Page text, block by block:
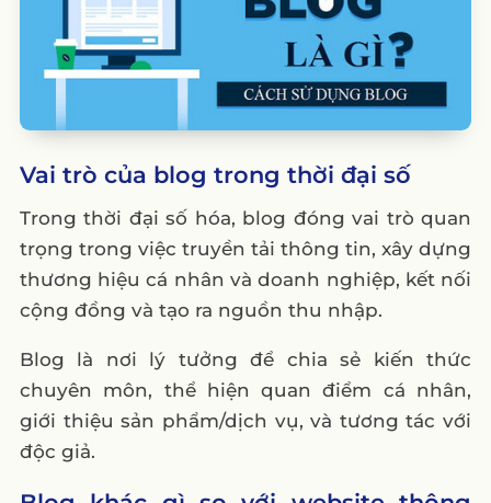
Wix
2. Mua domain và hosting (nếu muốn tạo
blog chuyên nghiệp)
3. Thiết kế blog chuyên nghiệp
4. Sáng tạo nội dung chất lượng
6. Các lưu ý quan trọng khi viết blog
7. Kết luận
Vai trò của blog trong thời đại số
Trong thời đại số hóa, blog đóng vai trò quan
trọng trong việc truyền tải thông tin, xây dựng
thương hiệu cá nhân và doanh nghiệp, kết nối
cộng đồng và tạo ra nguồn thu nhập.
Blog là nơi lý tưởng để chia sẻ kiến thức
chuyên môn, thể hiện quan điểm cá nhân,
giới thiệu sản phẩm/dịch vụ, và tương tác với
độc giả.